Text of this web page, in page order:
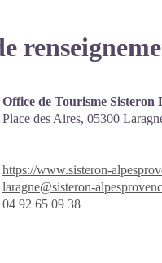
Office de Tourisme Sisteron
Place des Aires, 05300
https://www.sisteron-
laragne@sisteron-
04 92 65 09 38